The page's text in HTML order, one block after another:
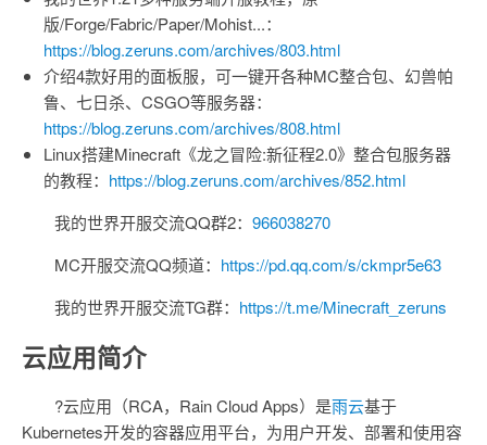
版/Forge/Fabric/Paper/Mohist...：
https://blog.zeruns.com/archives/803.html
介绍4款好用的面板服，可一键开各种MC整合包、幻兽帕
鲁、七日杀、CSGO等服务器：
https://blog.zeruns.com/archives/808.html
Linux搭建Minecraft《龙之冒险:新征程2.0》整合包服务器
的教程： https://blog.zeruns.com/archives/852.html
我的世界开服交流QQ群2： 966038270
MC开服交流QQ频道： https://pd.qq.com/s/ckmpr5e63
我的世界开服交流TG群： https://t.me/Minecraft_zeruns
云应用简介
?云应用（RCA，Rain Cloud Apps）是雨云基于
Kubernetes开发的容器应用平台，为用户开发、部署和使用容